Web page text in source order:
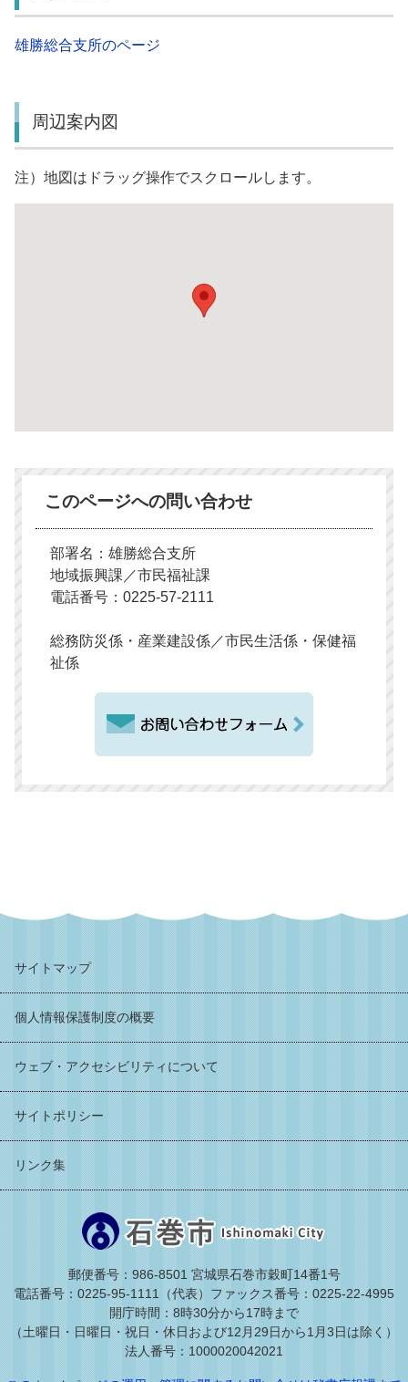
雄勝総合支所のページ
周辺案内図
注）地図はドラッグ操作でスクロールします。
このページへの問い合わせ
部署名：雄勝総合支所
地域振興課／市民福祉課
電話番号：0225-57-2111
総務防災係・産業建設係／市民生活係・保健福
祉係
サイトマップ
個人情報保護制度の概要
ウェブ・アクセシビリティについて
サイトポリシー
リンク集
郵便番号：986-8501 宮城県石巻市穀町14番1号
電話番号：0225-95-1111（代表） ファックス番号：0225-22-4995
開庁時間：8時30分から17時まで
（土曜日・日曜日・祝日・休日および12月29日から1月3日は除く）
法人番号：1000020042021